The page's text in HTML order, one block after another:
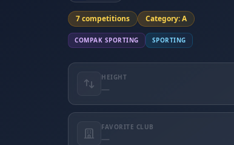
7 competitions Category: A
COMPAK SPORTING SPORTING
HEIGHT
—
FAVORITE CLUB
—